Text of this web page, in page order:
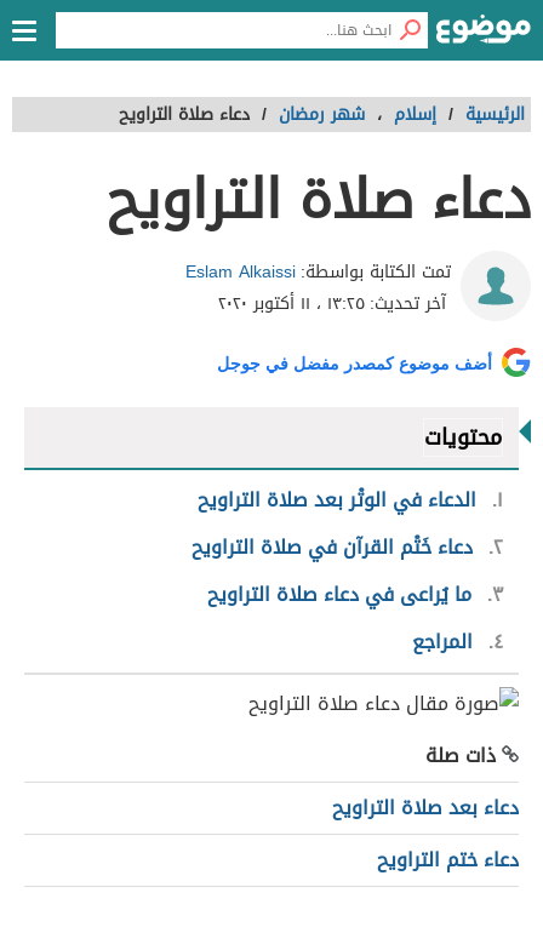
الرئيسية / إسلام ، شهر رمضان / دعاء صلاة التراويح
دعاء صلاة التراويح
تمت الكتابة بواسطة:Eslam Alkaissi
آخر تحديث:١٣:٢٥ ، ١١ أكتوبر ٢٠٢٠
أضف موضوع كمصدر مفضل في جوجل
محتويات
١
الدعاء في الوتْر بعد صلاة التراويح
٢ دعاء خَتْم القرآن في صلاة التراويح
٣ ما يُراعى في دعاء صلاة التراويح
٤
المراجع
ذات صلة
دعاء بعد صلاة التراويح
دعاء ختم التراويح